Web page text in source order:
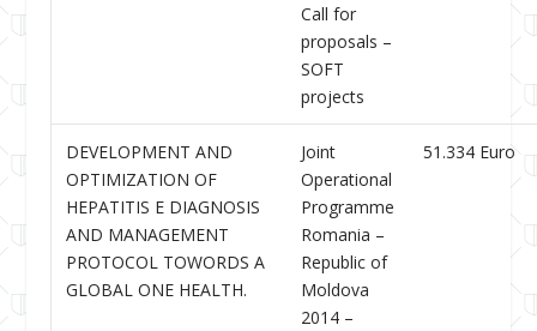
Call for
proposals –
SOFT
projects
DEVELOPMENT AND
OPTIMIZATION OF
HEPATITIS E DIAGNOSIS
AND MANAGEMENT
PROTOCOL TOWORDS A
GLOBAL ONE HEALTH.
Joint
Operational
Programme
Romania –
Republic of
Moldova
2014 –
51.334 Euro